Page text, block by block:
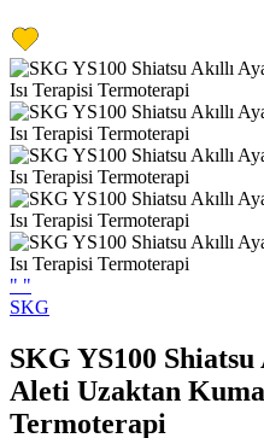
" "
SKG
SKG YS100
Aleti Uzaktan
Termoterapi